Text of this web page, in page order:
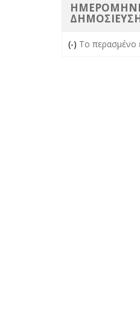
(-) Remove Το
Το περασμένο